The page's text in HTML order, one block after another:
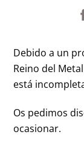
Debido a un
Reino del
está
Os pedimos
ocasionar.